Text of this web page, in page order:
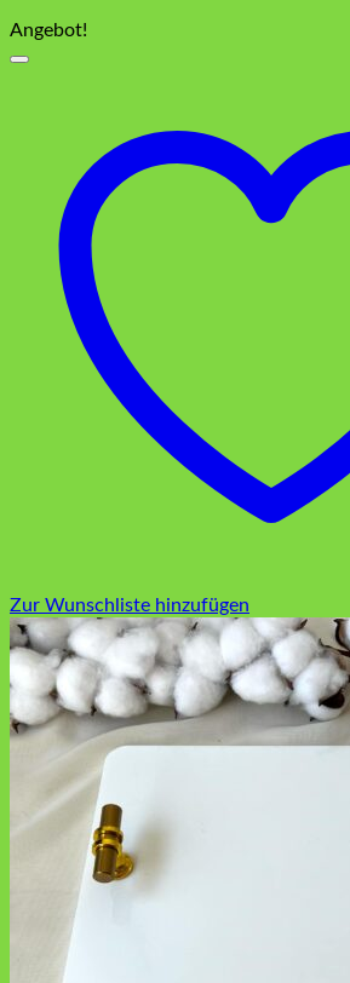
Angebot!
Zur Wunschliste hinzufügen